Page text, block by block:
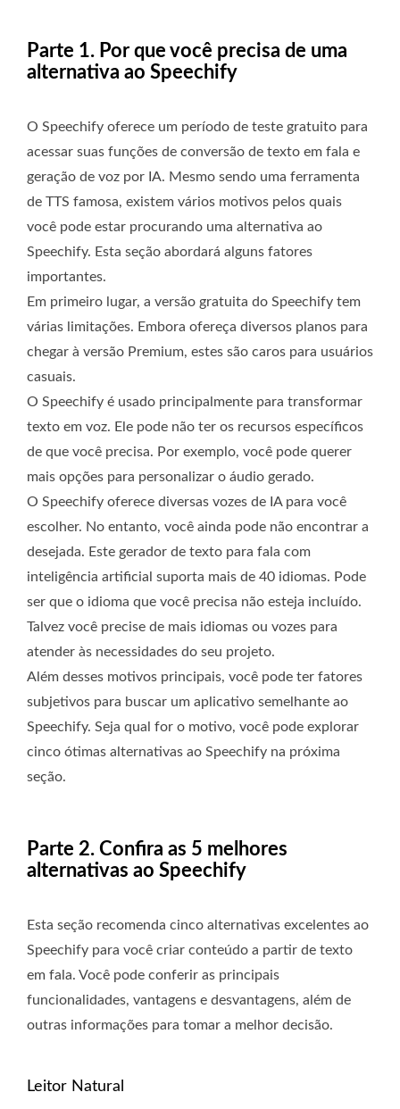
Parte 1. Por que você precisa de uma
alternativa ao Speechify
O Speechify oferece um período de teste gratuito para
acessar suas funções de conversão de texto em fala e
geração de voz por IA. Mesmo sendo uma ferramenta
de TTS famosa, existem vários motivos pelos quais
você pode estar procurando uma alternativa ao
Speechify. Esta seção abordará alguns fatores
importantes.
Em primeiro lugar, a versão gratuita do Speechify tem
várias limitações. Embora ofereça diversos planos para
chegar à versão Premium, estes são caros para usuários
casuais.
O Speechify é usado principalmente para transformar
texto em voz. Ele pode não ter os recursos específicos
de que você precisa. Por exemplo, você pode querer
mais opções para personalizar o áudio gerado.
O Speechify oferece diversas vozes de IA para você
escolher. No entanto, você ainda pode não encontrar a
desejada. Este gerador de texto para fala com
inteligência artificial suporta mais de 40 idiomas. Pode
ser que o idioma que você precisa não esteja incluído.
Talvez você precise de mais idiomas ou vozes para
atender às necessidades do seu projeto.
Além desses motivos principais, você pode ter fatores
subjetivos para buscar um aplicativo semelhante ao
Speechify. Seja qual for o motivo, você pode explorar
cinco ótimas alternativas ao Speechify na próxima
seção.
Parte 2. Confira as 5 melhores
alternativas ao Speechify
Esta seção recomenda cinco alternativas excelentes ao
Speechify para você criar conteúdo a partir de texto
em fala. Você pode conferir as principais
funcionalidades, vantagens e desvantagens, além de
outras informações para tomar a melhor decisão.
Leitor Natural